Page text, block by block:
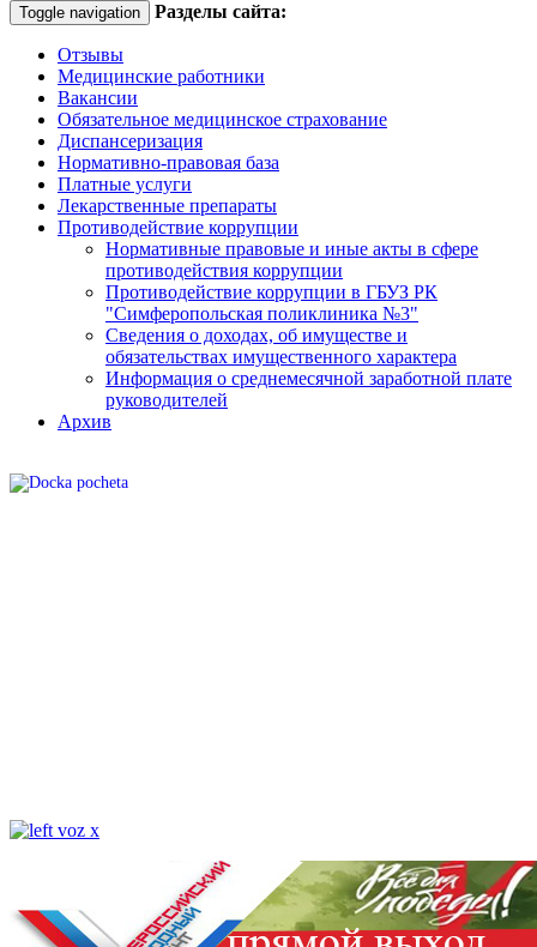
Toggle navigation Разделы сайта:
Отзывы
Медицинские работники
Вакансии
Обязательное медицинское страхование
Диспансеризация
Нормативно-правовая база
Платные услуги
Лекарственные препараты
Противодействие коррупции
Нормативные правовые и иные акты в сфере
противодействия коррупции
Противодействие коррупции в ГБУЗ РК
"Симферопольская поликлиника №3"
Сведения о доходах, об имуществе и
обязательствах имущественного характера
Информация о среднемесячной заработной плате
руководителей
Архив